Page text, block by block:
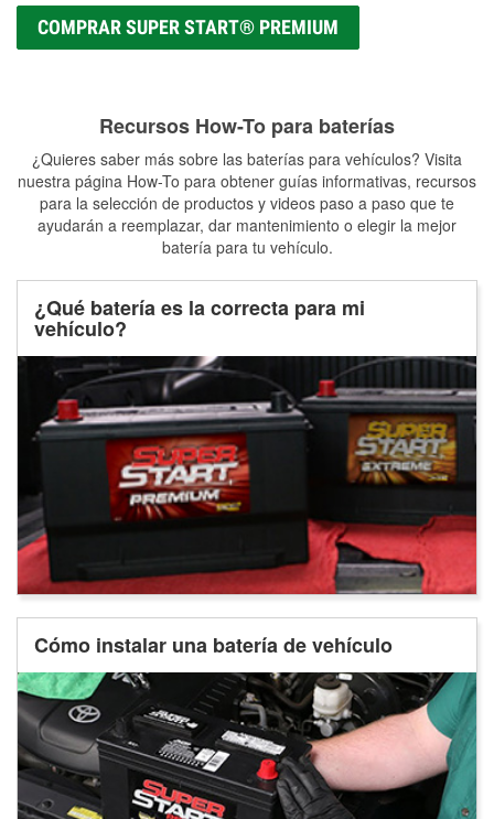
COMPRAR SUPER START® PREMIUM
Recursos How-To para baterías
¿Quieres saber más sobre las baterías para vehículos? Visita
nuestra página How-To para obtener guías informativas, recursos
para la selección de productos y videos paso a paso que te
ayudarán a reemplazar, dar mantenimiento o elegir la mejor
batería para tu vehículo.
¿Qué batería es la correcta para mi
vehículo?
Cómo instalar una batería de vehículo